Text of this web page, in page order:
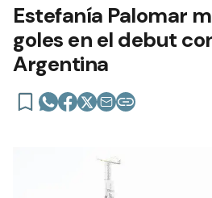
Estefanía Palomar
goles en el debut
Argentina